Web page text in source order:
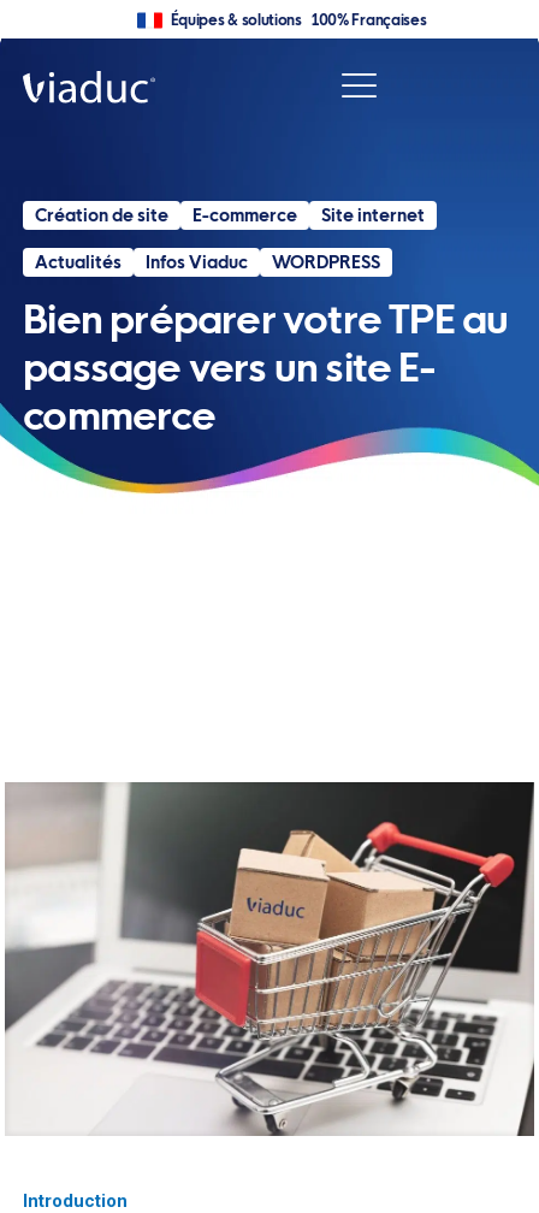
Équipes & solutions 100% Françaises
Création de site E-commerce Site internet
Actualités Infos Viaduc WORDPRESS
Bien préparer votre TPE au
passage vers un site E-
commerce
Introduction